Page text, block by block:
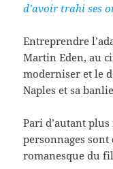
d’avoir trahi ses
Entreprendre
Martin Eden, au
moderniser et le
Naples et sa
Pari d’autant
personnages
romanesque du